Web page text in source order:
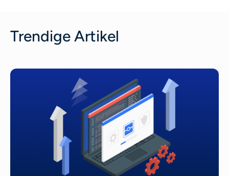
Trendige Artikel